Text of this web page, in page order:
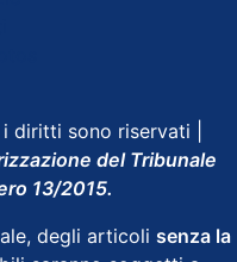
diritti sono riservati |
del Tribunale
13/2015.
degli articoli senza la